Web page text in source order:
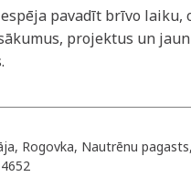
pavadīt brīvo laiku,
projektus un
Rogovka, Nautrēnu